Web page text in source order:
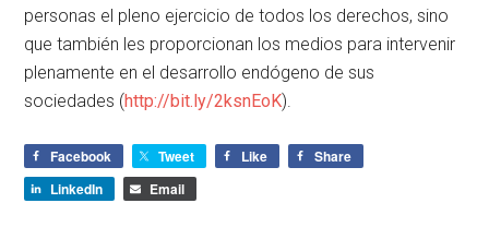
personas el pleno ejercicio de todos los derechos, sino
que también les proporcionan los medios para intervenir
plenamente en el desarrollo endógeno de sus
sociedades (http://bit.ly/2ksnEoK).
Facebook Tweet Like
Share
LinkedIn
Email